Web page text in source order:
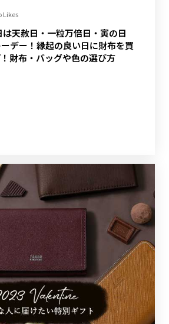
Likes
天赦日・一粒万倍日・寅の日
デー！縁起の良い日に財布を買
財布・バッグや色の選び方